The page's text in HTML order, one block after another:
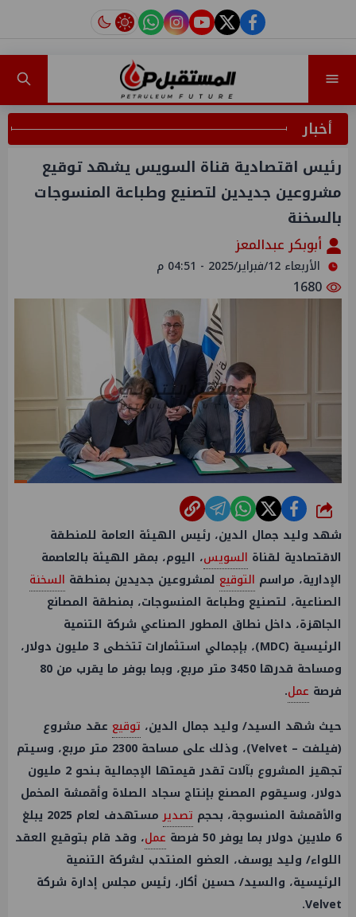
facebook
twitter
youtube
instagram
tiktok
أخبار
رئيس اقتصادية قناة السويس يشهد توقيع
مشروعين جديدين لتصنيع وطباعة المنسوجات
بالسخنة
أبوبكر عبدالمعز
الأربعاء 12/فبراير/2025 - 04:51 م
شارك
شهد وليد جمال الدين، رئيس الهيئة العامة للمنطقة
الاقتصادية لقناة السويس، اليوم، بمقر الهيئة بالعاصمة
الإدارية، مراسم التوقيع لمشروعين جديدين بمنطقة السخنة
الصناعية، لتصنيع وطباعة المنسوجات، بمنطقة المصانع
الجاهزة، داخل نطاق المطور الصناعي شركة التنمية
الرئيسية (MDC)، بإجمالي استثمارات تتخطى 3 مليون دولار،
ومساحة قدرها 3450 متر مربع، وبما بوفر ما يقرب من 80
فرصة عمل.
حيث شهد السيد/ وليد جمال الدين، توقيع عقد مشروع
(فيلفت – Velvet)، وذلك على مساحة 2300 متر مربع، وسيتم
تجهيز المشروع بآلات تقدر قيمتها الإجمالية بـنحو 2 مليون
دولار، وسيقوم المصنع بإنتاج سجاد الصلاة وأقمشة المخمل
والأقمشة المنسوجة، بحجم تصدير
مستهدف لعام 2025 يبلغ
6 ملايين دولار بما يوفر 50 فرصة
عمل، وقد قام بتوقيع العقد
اللواء/ وليد يوسف، العضو المنتدب لشركة التنمية
الرئيسية، والسيد/ حسين أكار، رئيس مجلس إدارة شركة
Velvet.